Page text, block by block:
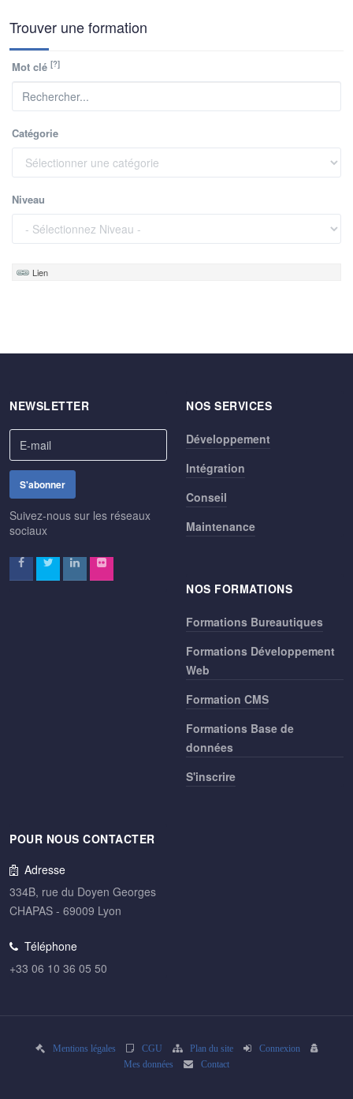
Trouver une formation
Mot clé [?]
Catégorie
Niveau
Lien
NEWSLETTER
Suivez-nous sur les réseaux
sociaux
NOS SERVICES
Développement
Intégration
Conseil
Maintenance
NOS FORMATIONS
Formations Bureautiques
Formations Développement
Web
Formation CMS
Formations Base de
données
S'inscrire
POUR NOUS CONTACTER
Adresse
334B, rue du Doyen Georges
CHAPAS - 69009 Lyon
Téléphone
+33 06 10 36 05 50
Mentions légales CGU Plan du site
Connexion
Mes données
Contact